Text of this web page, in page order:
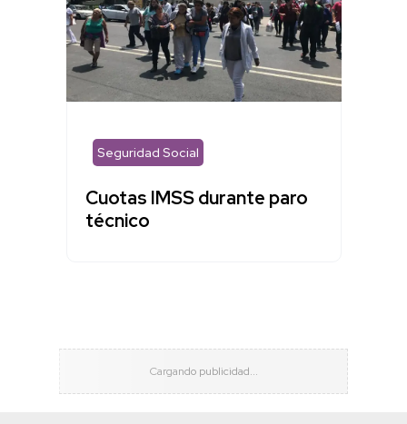
Seguridad Social
Cuotas IMSS durante paro
técnico